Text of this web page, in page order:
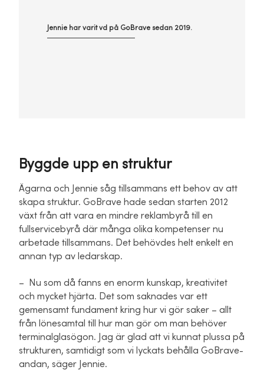
Jennie har varit vd på GoBrave sedan 2019.
Byggde upp en struktur
Ägarna och Jennie såg tillsammans ett behov av att
skapa struktur. GoBrave hade sedan starten 2012
växt från att vara en mindre reklambyrå till en
fullservicebyrå där många olika kompetenser nu
arbetade tillsammans. Det behövdes helt enkelt en
annan typ av ledarskap.
– Nu som då fanns en enorm kunskap, kreativitet
och mycket hjärta. Det som saknades var ett
gemensamt fundament kring hur vi gör saker – allt
från lönesamtal till hur man gör om man behöver
terminalglasögon. Jag är glad att vi kunnat plussa på
strukturen, samtidigt som vi lyckats behålla GoBrave-
andan, säger Jennie.